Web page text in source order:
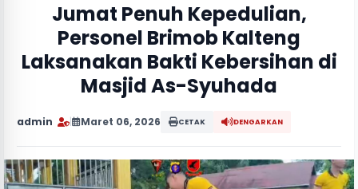
Jumat Penuh Kepedulian,
Personel Brimob Kalteng
Laksanakan Bakti Kebersihan di
Masjid As-Syuhada
admin Maret 06, 2026 CETAK DENGARKAN